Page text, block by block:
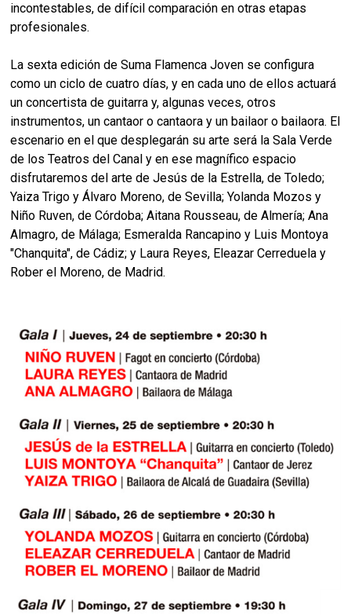
incontestables, de difícil comparación en otras etapas
profesionales.
La sexta edición de Suma Flamenca Joven se configura
como un ciclo de cuatro días, y en cada uno de ellos actuará
un concertista de guitarra y, algunas veces, otros
instrumentos, un cantaor o cantaora y un bailaor o bailaora. El
escenario en el que desplegarán su arte será la Sala Verde
de los Teatros del Canal y en ese magnífico espacio
disfrutaremos del arte de Jesús de la Estrella, de Toledo;
Yaiza Trigo y Álvaro Moreno, de Sevilla; Yolanda Mozos y
Niño Ruven, de Córdoba; Aitana Rousseau, de Almería; Ana
Almagro, de Málaga; Esmeralda Rancapino y Luis Montoya
"Chanquita", de Cádiz; y Laura Reyes, Eleazar Cerreduela y
Rober el Moreno, de Madrid.